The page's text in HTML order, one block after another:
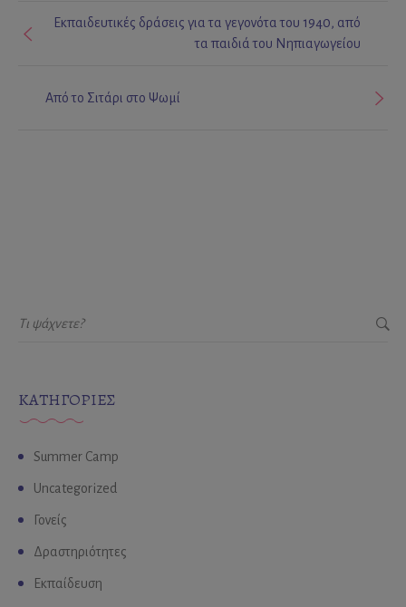
Από το Σιτάρι στο Ψωμί
Εκπαιδευτικές δράσεις για τα γεγονότα του 1940, από
τα παιδιά του Νηπιαγωγείου
KΑΤΗΓΟΡΊΕΣ
Summer Camp
Uncategorized
Γονείς
Δραστηριότητες
Εκπαίδευση